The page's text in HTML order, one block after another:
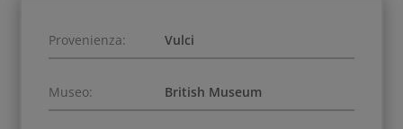
Provenienza: Vulci
Museo: British Museum